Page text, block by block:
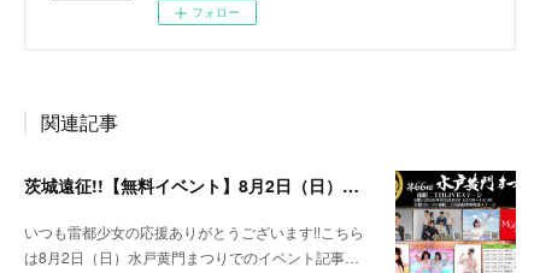
フォロー
関連記事
茨城遠征!!【無料イベント】8月2日（日）水戸黄門まつり
いつも雷都少女の応援ありがとうございます!!こちら
は8月2日（日）水戸黄門まつりでのイベント記事…